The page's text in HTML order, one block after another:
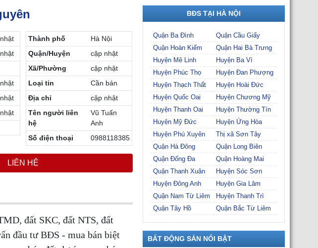
Thành phố
Hà Nội
Quận/Huyện
cập nhật
Xã/Phường
cập nhật
Loại tin
Cần bán
Địa chỉ
cập nhật
Tên người liên
hệ
Vũ Tuấn
Anh
Số điện thoại
0988118385
LIÊN HỆ
đất SKC, đất NTS, đất
đầu tư BĐS - mua bán biệt
BĐS TẠI HÀ NỘI
Quận Ba Đình
Quận Cầu Giấy
Quận Hoàn Kiếm
Quận Hai Bà Trưng
Huyện Mê Linh
Huyện Ba Vì
Huyện Phúc Thọ
Huyện Đan Phượng
Huyện Thạch Thất
Huyện Hoài Đức
Huyện Quốc Oai
Huyện Chương Mỹ
Huyện Thanh Oai
Huyện Thường Tín
Huyện Mỹ Đức
Huyện Ứng Hòa
Huyện Phú Xuyên
Thị xã Sơn Tây
Quận Hà Đông
Quận Long Biên
Quận Đống Đa
Quận Hoàng Mai
Quận Thanh Xuân
Huyện Sóc Sơn
Huyện Đông Anh
Huyện Gia Lâm
Quận Nam Từ Liêm
Huyện Thanh Trì
Quận Tây Hồ
Quận Bắc Từ Liêm
BẤT ĐỘNG SẢN NỔI BẬT